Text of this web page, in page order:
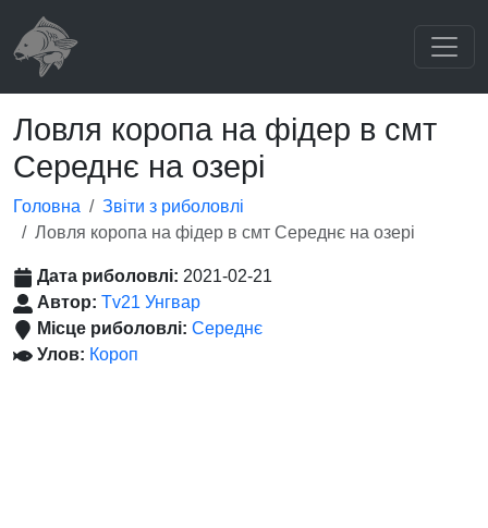
Ловля коропа на фідер в смт
Середнє на озері
Головна
Звіти з риболовлі
Ловля коропа на фідер в смт Середнє на озері
Дата риболовлі: 2021-02-21
Автор: Tv21 Унгвар
Місце риболовлі: Середнє
Улов: Короп